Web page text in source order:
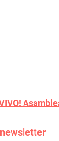
VIVO!